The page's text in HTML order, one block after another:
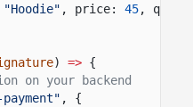
"Hoodie" , price: 45,
) => {
on your backend
, {